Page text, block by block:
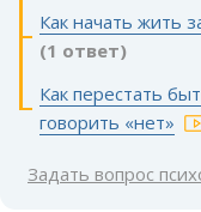
Как начать жить
(1 ответ)
Как перестать
говорить «нет»
Задать вопрос